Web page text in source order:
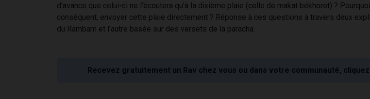
d'avance que celui-ci ne l'écoutera qu'à la dixième plaie (celle de makat békhorot) ?
conséquent, envoyer cette plaie directement ? Réponse à ces questions à travers deux
du Rambam et l'autre basée sur des versets de la paracha.
Recevez gratuitement un Rav chez vous ou dans votre communauté,